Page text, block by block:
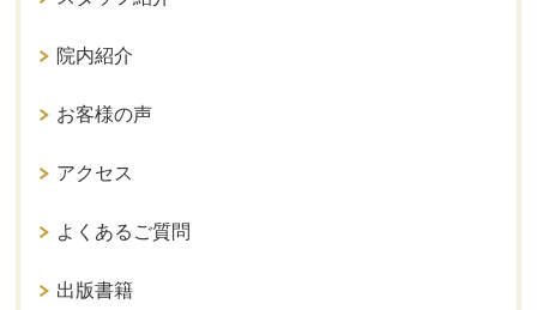
院内紹介
お客様の声
アクセス
よくあるご質問
出版書籍